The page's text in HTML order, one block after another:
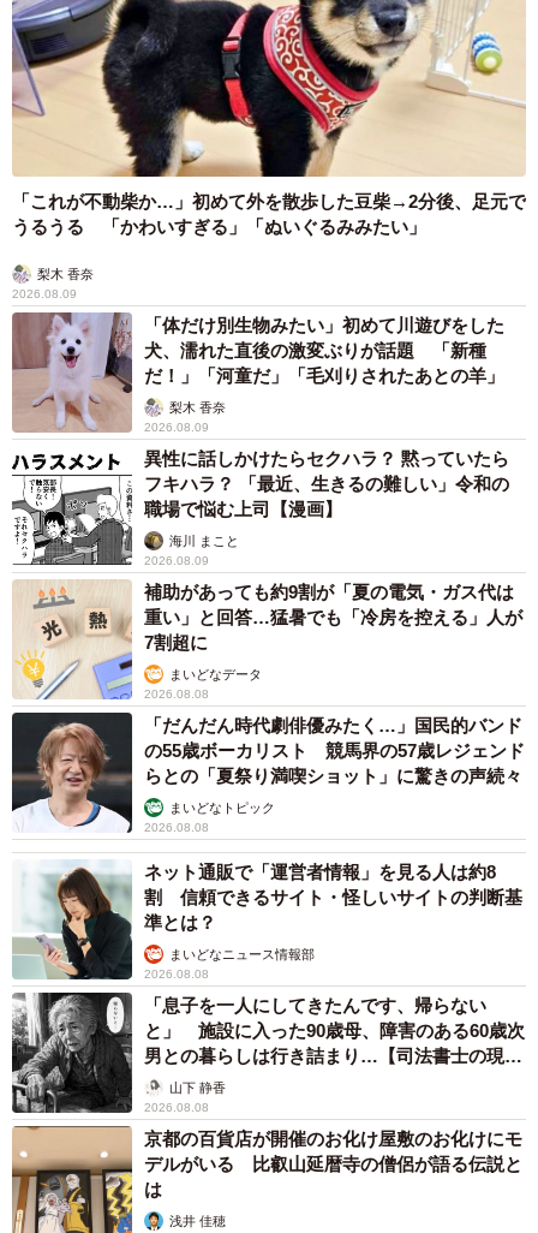
「これが不動柴か…」初めて外を散歩した豆柴→2分後、足元で
うるうる 「かわいすぎる」「ぬいぐるみみたい」
梨木 香奈
2026.08.09
「体だけ別生物みたい」初めて川遊びをした
犬、濡れた直後の激変ぶりが話題 「新種
だ！」「河童だ」「毛刈りされたあとの羊」
梨木 香奈
2026.08.09
異性に話しかけたらセクハラ？ 黙っていたら
フキハラ？ 「最近、生きるの難しい」令和の
職場で悩む上司【漫画】
海川 まこと
2026.08.09
補助があっても約9割が「夏の電気・ガス代は
重い」と回答…猛暑でも「冷房を控える」人が
7割超に
まいどなデータ
2026.08.08
「だんだん時代劇俳優みたく…」国民的バンド
の55歳ボーカリスト 競馬界の57歳レジェンド
らとの「夏祭り満喫ショット」に驚きの声続々
まいどなトピック
2026.08.08
ネット通販で「運営者情報」を見る人は約8
割 信頼できるサイト・怪しいサイトの判断基
準とは？
まいどなニュース情報部
2026.08.08
「息子を一人にしてきたんです、帰らない
と」 施設に入った90歳母、障害のある60歳次
男との暮らしは行き詰まり…【司法書士の現場
から】山下 静香
2026.08.08
京都の百貨店が開催のお化け屋敷のお化けにモ
デルがいる 比叡山延暦寺の僧侶が語る伝説と
は
浅井 佳穂